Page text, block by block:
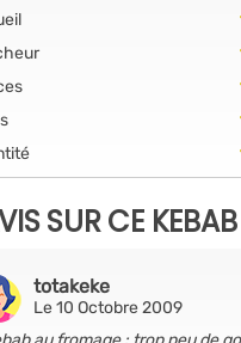
SUR CE KEBAB
totakeke
Le 10 Octobre 2009